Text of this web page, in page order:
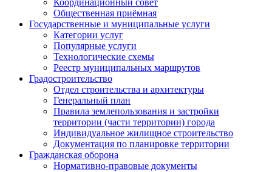
Координационный совет
Общественная приёмная
Государственные и муниципальные услуги
Категории услуг
Популярные услуги
Технологические схемы
Реестр муниципальных маршрутов
Градостроительство
Отдел строительства и архитектуры
Генеральный план
Правила землепользования и застройки
территории (части территории) города
Индивидуальное жилищное строительство
Документация по планировке территории
Гражданская оборона
Н​ормативно-правовые документы